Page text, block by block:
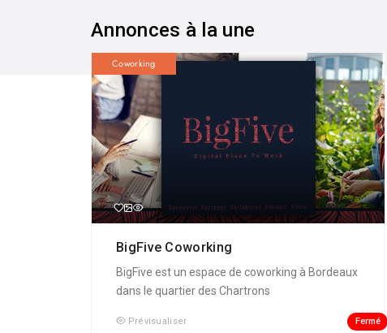
Annonces à la une
Coworking
BigFive Coworking
BigFive est un espace de coworking à Bordeaux
dans le quartier des Chartrons
Prévisualiser Fermé